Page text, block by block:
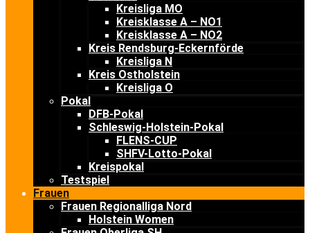
Kreisliga MO
Kreisklasse A – NO1
Kreisklasse A – NO2
Kreis Rendsburg-Eckernförde
Kreisliga N
Kreis Ostholstein
Kreisliga O
Pokal
DFB-Pokal
Schleswig-Holstein-Pokal
FLENS-CUP
SHFV-Lotto-Pokal
Kreispokal
Testspiel
Frauen
Frauen Regionalliga Nord
Holstein Women